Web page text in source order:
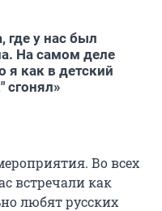
где у нас был
На самом деле
я как в детский
сгонял»
Во всех
встречали как
любят русских